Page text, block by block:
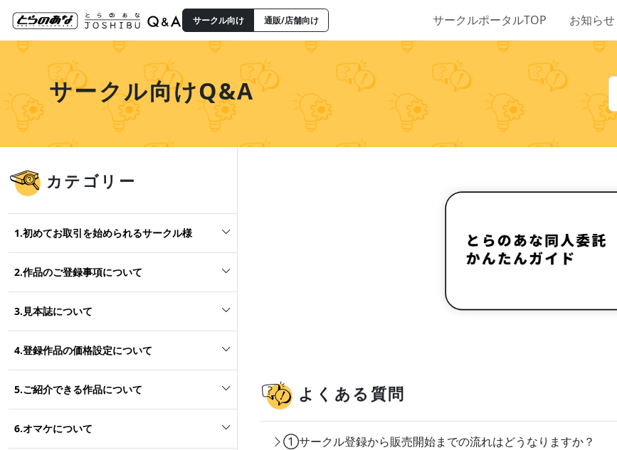
サークル向け 通販/店舗向け サークルポータルTOP お知らせ
サークル向けQ&A
カテゴリー
1.初めてお取引を始められるサークル様
2.作品のご登録事項について
3.見本誌について
4.登録作品の価格設定について
5.ご紹介できる作品について
6.オマケについて
よくある質問
①サークル登録から販売開始までの流れはどうなりますか？